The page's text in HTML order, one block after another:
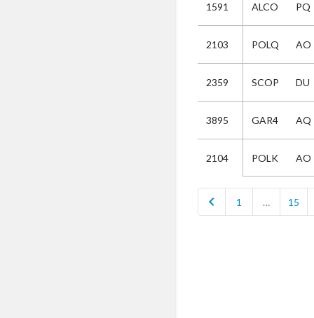
1591 ALCO PQ
2103 POLQ AO
2359 SCOP DU
3895 GAR4 AQ
2104 POLK AO
chevron_left 1 … 15